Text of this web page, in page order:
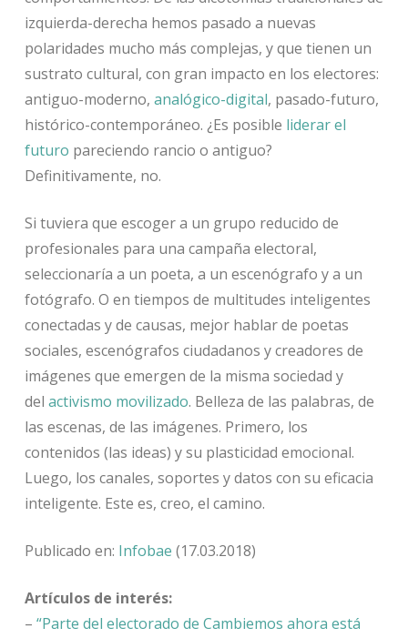
izquierda-derecha hemos pasado a nuevas
polaridades mucho más complejas, y que tienen un
sustrato cultural, con gran impacto en los electores:
antiguo-moderno, analógico-digital, pasado-futuro,
histórico-contemporáneo. ¿Es posible liderar el
futuro pareciendo rancio o antiguo?
Definitivamente, no.
Si tuviera que escoger a un grupo reducido de
profesionales para una campaña electoral,
seleccionaría a un poeta, a un escenógrafo y a un
fotógrafo. O en tiempos de multitudes inteligentes
conectadas y de causas, mejor hablar de poetas
sociales, escenógrafos ciudadanos y creadores de
imágenes que emergen de la misma sociedad y
del activismo movilizado. Belleza de las palabras, de
las escenas, de las imágenes. Primero, los
contenidos (las ideas) y su plasticidad emocional.
Luego, los canales, soportes y datos con su eficacia
inteligente. Este es, creo, el camino.
Publicado en: Infobae (17.03.2018)
Artículos de interés:
– “Parte del electorado de Cambiemos ahora está